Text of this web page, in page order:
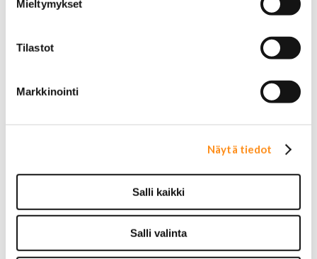
Mieltymykset
Tilastot
Markkinointi
Näytä tiedot
Salli kaikki
Salli valinta
Ristikot ja tukilaakerit
Moottorin osat
Moottorin tiivisteet
Moottorin ehostusosat